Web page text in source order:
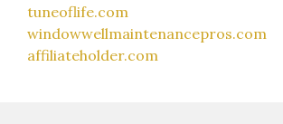
tuneoflife.com
windowwellmaintenancepros.com
affiliateholder.com